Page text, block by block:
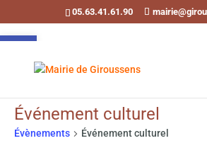
05.63.41.61.90
Événement culturel
Évènements Événement culturel
Ouvrir la barre d’outils